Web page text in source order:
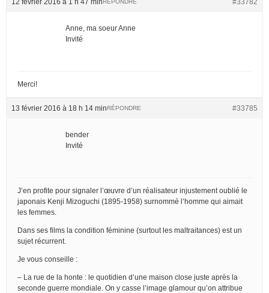
RÉPONDRE
Anne, ma soeur Anne
Invité
Merci!
13 février 2016 à 18 h 14 min #33785
RÉPONDRE
bender
Invité
J’en profite pour signaler l’œuvre d’un réalisateur injustement oublié le
japonais Kenji Mizoguchi (1895-1958) surnommé l’homme qui aimait
les femmes.
Dans ses films la condition féminine (surtout les maltraitances) est un
sujet récurrent.
Je vous conseille :
– La rue de la honte : le quotidien d’une maison close juste après la
seconde guerre mondiale. On y casse l’image glamour qu’on attribue